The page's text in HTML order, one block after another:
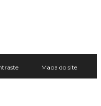
Mapa do site